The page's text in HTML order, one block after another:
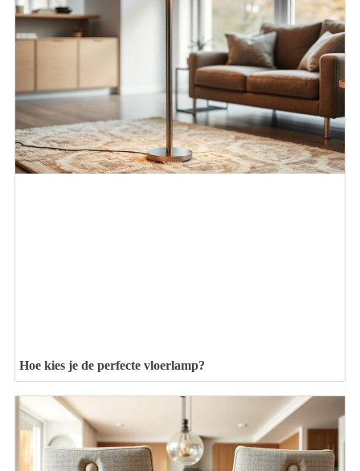
Hoe kies je de perfecte vloerlamp?